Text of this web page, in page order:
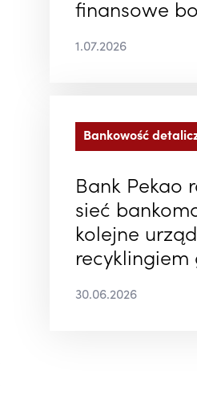
finansowe
1.07.2026
Bankowość
Bank Pekao
sieć
kolejne
recyklingiem
30.06.2026